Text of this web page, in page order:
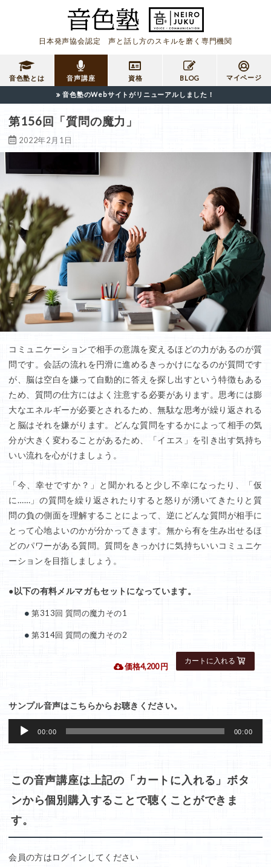
日本発声協会認定 声と話し方のスキルを磨く専門機関
音色塾とは 音声講座 資格 BLOG マイページ
音色塾のWebサイトがリニューアルしました！
第156回「質問の魔力」
2022年2月1日
コミュニケーションで相手の意識を変えるほどの力があるのが質
問です。会話の流れを円滑に進めるきっかけになるのが質問です
が、脳は空白を嫌って自動的に答えを探し出すという特徴もある
ため、質問の仕方にはよく注意する必要があります。思考には膨
大なエネルギーが必要とされるため、無駄な思考が繰り返される
と脳はそれを嫌がります。どんな質問をするかによって相手の気
分が大きく変わることがあるため、「イエス」を引き出す気持ち
いい流れを心がけましょう。
「今、幸せですか？」と聞かれると少し不幸になったり、「仮
に……」の質問を繰り返されたりすると怒りが湧いてきたりと質
問の負の側面を理解することによって、逆にどんな質問が相手に
とって心地よいのかが分かってきます。無から有を生み出せるほ
どのパワーがある質問。質問をきっかけに気持ちいいコミュニケ
ーションを目指しましょう。
●以下の有料メルマガもセットになっています。
第313回 質問の魔力その1
第314回 質問の魔力その2
 価格4,200 円
サンプル音声はこちらからお聴きください。
声
レ
ー
ー
00:00 00:00
この音声講座は上記の「カートに入れる」ボタ
ンから個別購入することで聴くことができま
す。
会員の方はログインしてください